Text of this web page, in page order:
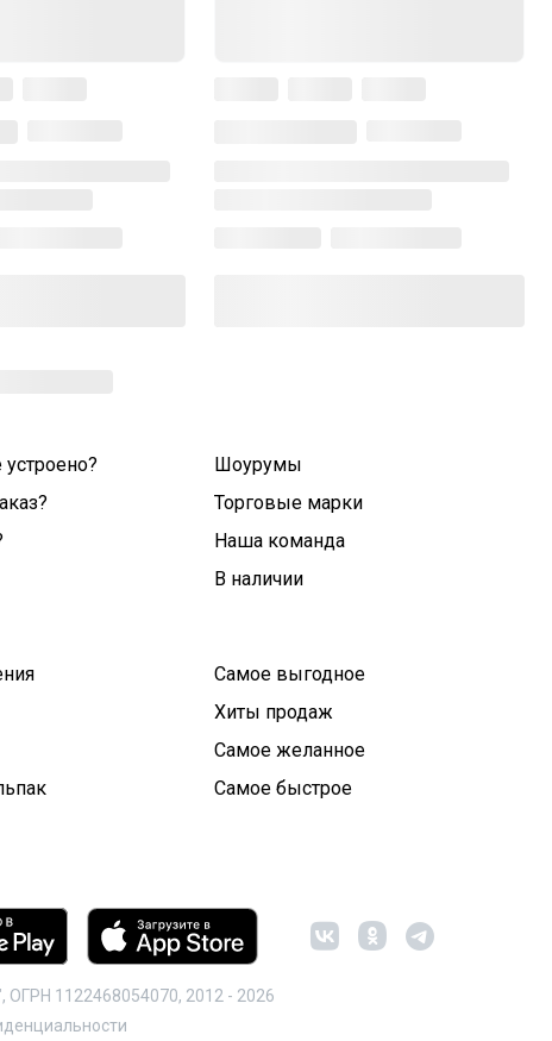
Шоурумы
Торговые марки
Наша команда
В наличии
Самое выгодное
Хиты продаж
Самое желанное
Самое быстрое
1122468054070, 2012 - 2026